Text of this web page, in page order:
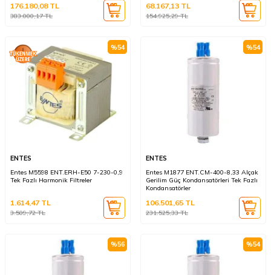
383.000,17TL
176.180,08TL
154.925,29TL
68.167,13 TL
%54
ENTES
Entes M5598 ENT.ERH-E50 7-230-0,9
Tek Fazlı Harmonik Filtreler
3.509,72TL
1.614,47 TL
%54
ENTES
Entes M1877 ENT.CM-400-8,33 Alçak
Gerilim Güç Kondansatörleri Tek Fazlı
Kondansatörler
231.525,33TL
106.501,65 TL
%56 %54